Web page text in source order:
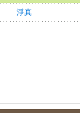
淨真